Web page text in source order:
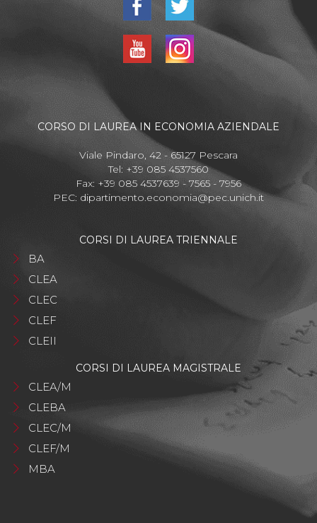
CORSO DI LAUREA IN ECONOMIA AZIENDALE
Viale Pindaro, 42 - 65127 Pescara
Tel: +39 085 4537560
Fax: +39 085 4537639 - 7565 - 7956
PEC: dipartimento.economia@pec.unich.it
CORSI DI LAUREA TRIENNALE
BA
CLEA
CLEC
CLEF
CLEII
CORSI DI LAUREA MAGISTRALE
CLEA/M
CLEBA
CLEC/M
CLEF/M
MBA